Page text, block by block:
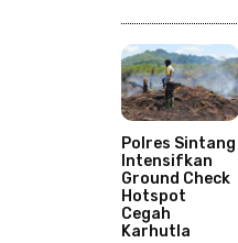
Polres Sintang
Intensifkan
Ground Check
Hotspot
Cegah
Karhutla